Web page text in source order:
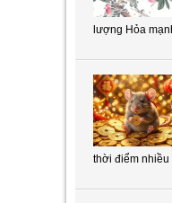
lượng Hỏa
thời điểm nhiều